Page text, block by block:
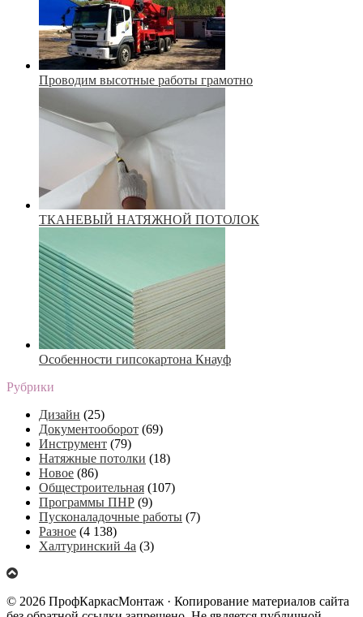
Проводим высотные работы грамотно
ТКАНЕВЫЙ НАТЯЖНОЙ ПОТОЛОК
Особенности гипсокартона Кнауф
Рубрики
Дизайн (25)
Документооборот (69)
Инструмент (79)
Натяжные потолки (18)
Новое (86)
Общестроительная (107)
Программы ПНР (9)
Пусконаладочные работы (7)
Разное (4 138)
Халтуринский 4а (3)
© 2026 ПрофКаркасМонтаж · Копирование материалов сайта